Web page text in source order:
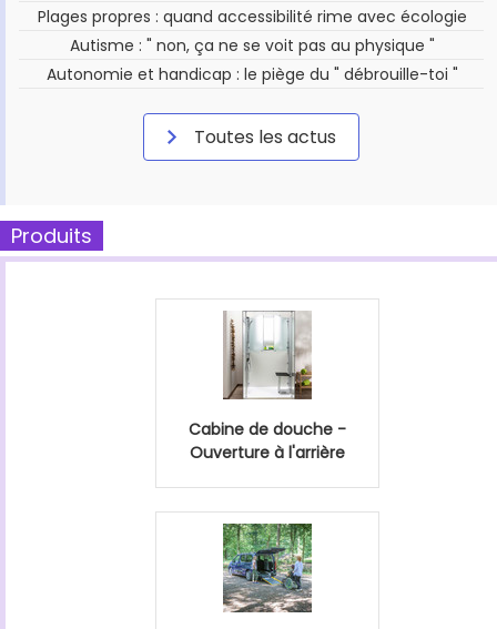
Plages propres : quand accessibilité rime avec écologie
Autisme : " non, ça ne se voit pas au physique "
Autonomie et handicap : le piège du " débrouille-toi "
Toutes les actus
Produits
Cabine de douche -
Ouverture à l'arrière